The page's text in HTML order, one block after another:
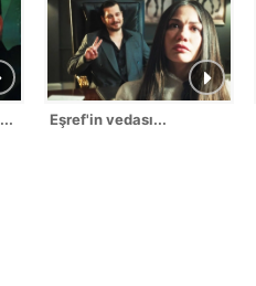
Eşref'in vedası...